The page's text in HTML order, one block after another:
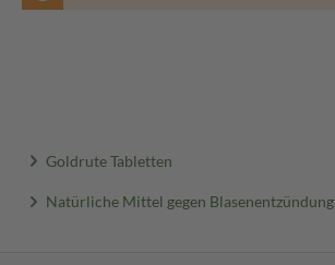
Goldrute Tabletten
Natürliche Mittel gegen Blasenentzündung